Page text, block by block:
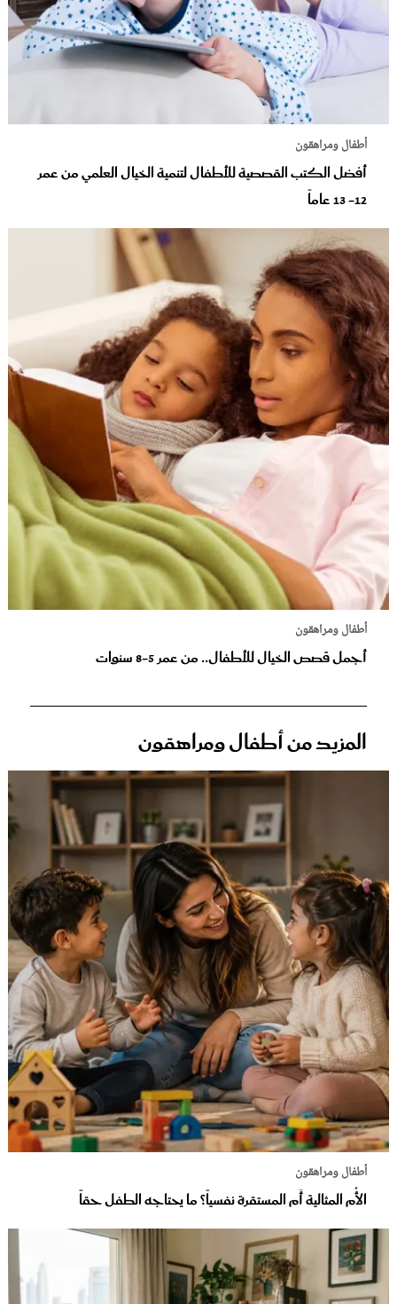
أطفال ومراهقون
أفضل الكتب القصصية للأطفال لتنمية الخيال العلمي من عمر
12- 13 عاماً
أطفال ومراهقون
أجمل قصص الخيال للأطفال.. من عمر 5-8 سنوات
المزيد من أطفال ومراهقون
أطفال ومراهقون
الأُم المثالية أَم المستقرة نفسياً؟ ما يحتاجه الطفل حقاً